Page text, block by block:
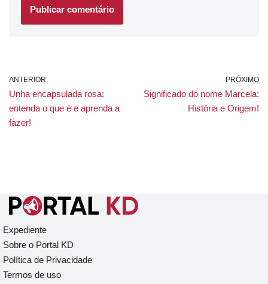
ANTERIOR
Unha encapsulada rosa:
entenda o que é e aprenda a
fazer!
PRÓXIMO
Significado do nome Marcela:
História e Origem!
Expediente
Sobre o Portal KD
Política de Privacidade
Termos de uso